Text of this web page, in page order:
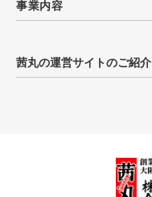
事業内容
茜丸の運営サイトのご紹介